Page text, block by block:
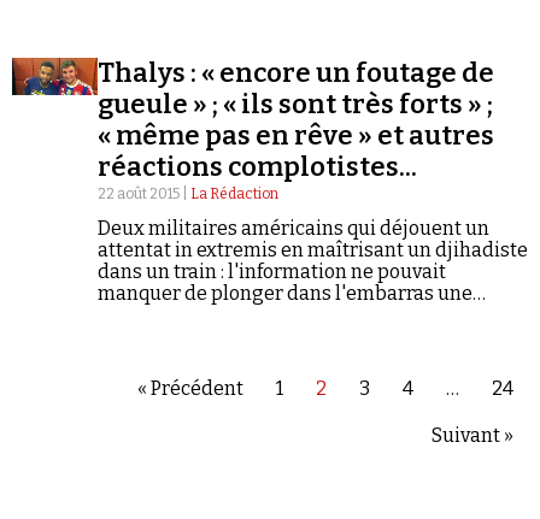
Thalys : « encore un foutage de
gueule » ; « ils sont très forts » ;
« même pas en rêve » et autres
réactions complotistes...
22 août 2015 | La Rédaction
Deux militaires américains qui déjouent un
attentat in extremis en maîtrisant un djihadiste
dans un train : l'information ne pouvait
manquer de plonger dans l'embarras une
« Précédent
1 2 3 4 … 24
Suivant »